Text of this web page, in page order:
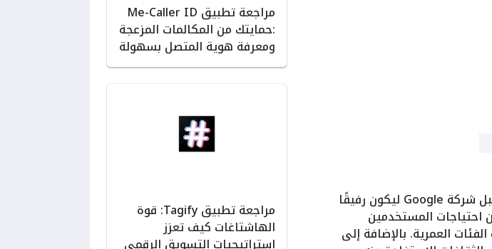
مراجعة تطبيق Me-Caller ID
:حمايتك من المكالمات المزعجة
ومعرفة هوية المتصل بسهولة
مراجعة تطبيق Tagify: قوة
الهاشتاغات كيف تعزز
استراتيجيات التسويق الرقمي
هو تطبيق مساعد افتراضي متطور تم تطويره من قبل شركة Google ليكون رفيقًا
احتياجات المستخدمين
العمرية. بالإضافة إلى